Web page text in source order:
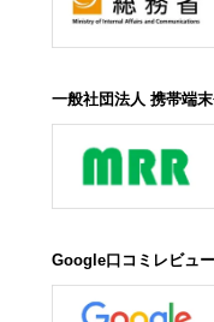
一般社団法人 携帯端
Google口コミレビュ